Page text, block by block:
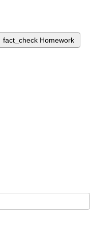
fact_check Homework